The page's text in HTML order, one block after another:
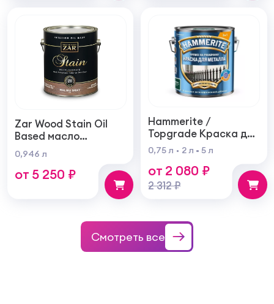
Zar Wood Stain Oil
Based масло
тонирующая по
дереву
0,946 л
от 5 250 ₽
Hammerite /
Topgrade Краска для
металла с
молотковым
эффектом
0,75 л 2 л 5 л
от 2 080 ₽
2 312 ₽
Смотреть все